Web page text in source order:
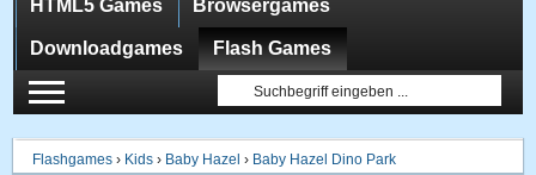
HTML5 Games Browsergames
Downloadgames Flash Games
Flashgames › Kids › Baby Hazel › Baby Hazel Dino Park